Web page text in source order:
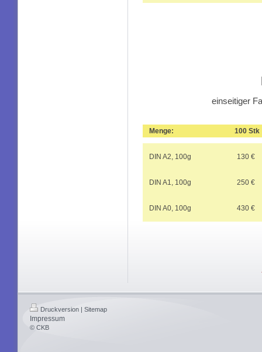
einseitiger
Menge: 100
DIN A2, 100g 130 €
DIN A1, 100g 250 €
DIN A0, 100g 430 €
Druckversion | Sitemap
Impressum
© CKB